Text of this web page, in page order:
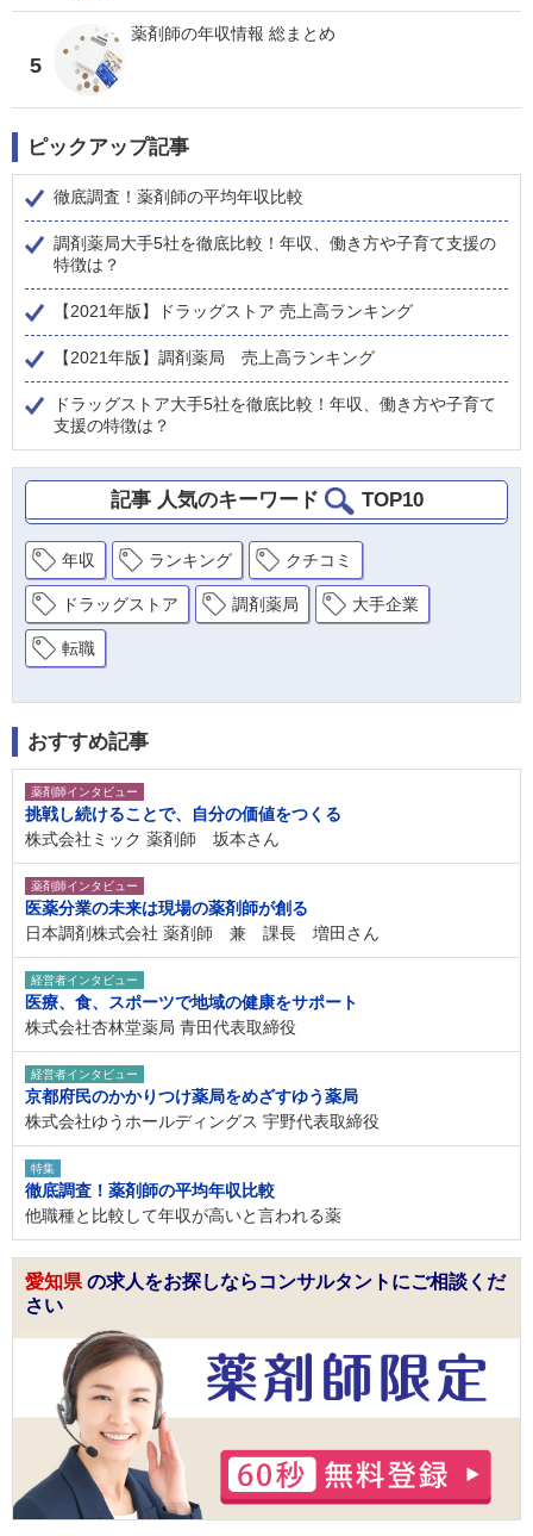
5
薬剤師の年収情報 総まとめ
ピックアップ記事
徹底調査！薬剤師の平均年収比較
調剤薬局大手5社を徹底比較！年収、働き方や子育て支援の
特徴は？
【2021年版】ドラッグストア 売上高ランキング
【2021年版】調剤薬局 売上高ランキング
ドラッグストア大手5社を徹底比較！年収、働き方や子育て
支援の特徴は？
記事 人気のキーワード TOP10
年収 ランキング クチコミ
ドラッグストア 調剤薬局 大手企業
転職
おすすめ記事
薬剤師インタビュー
挑戦し続けることで、自分の価値をつくる
株式会社ミック 薬剤師 坂本さん
薬剤師インタビュー
医薬分業の未来は現場の薬剤師が創る
日本調剤株式会社 薬剤師 兼 課長 増田さん
経営者インタビュー
医療、食、スポーツで地域の健康をサポート
株式会社杏林堂薬局 青田代表取締役
経営者インタビュー
京都府民のかかりつけ薬局をめざすゆう薬局
株式会社ゆうホールディングス 宇野代表取締役
特集
徹底調査！薬剤師の平均年収比較
他職種と比較して年収が高いと言われる薬
愛知県 の求人をお探しならコンサルタントにご相談くだ
さい